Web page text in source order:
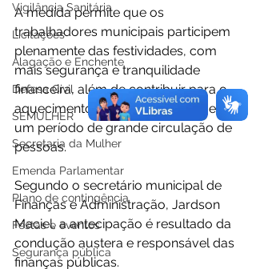
Vigilância Sanitária
Licitações
Alagação e Enchente
Defesa Civil
SEMULHER
Secretaria da Mulher
Emenda Parlamentar
Plano de contingência
Festas e eventos
Segurança pública
A medida permite que os
trabalhadores municipais participem
plenamente das festividades, com
mais segurança e tranquilidade
financeira, além de contribuir para o
aquecimento da economia local em
um período de grande circulação de
pessoas.
Segundo o secretário municipal de
Finanças e Administração, Jardson
Maciel, a antecipação é resultado da
condução austera e responsável das
finanças públicas.